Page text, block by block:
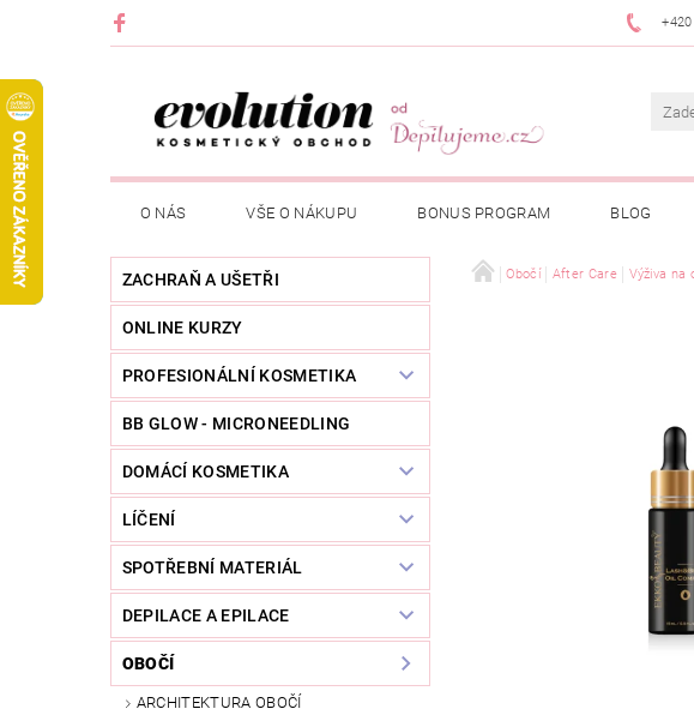
O NÁS VŠE O NÁKUPU BONUS PROGRAM BLOG
ZACHRAŇ A UŠETŘI
ONLINE KURZY
PROFESIONÁLNÍ KOSMETIKA
BB GLOW - MICRONEEDLING
DOMÁCÍ KOSMETIKA
LÍČENÍ
SPOTŘEBNÍ MATERIÁL
DEPILACE A EPILACE
OBOČÍ
ARCHITEKTURA OBOČÍ
Obočí After Care Výživa na